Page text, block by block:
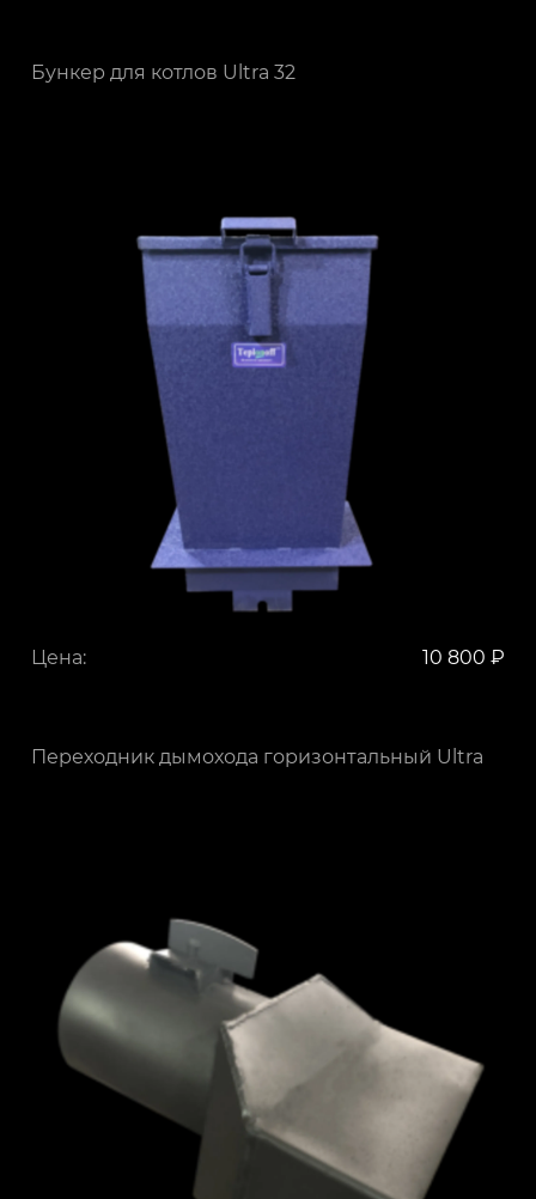
Бункер для котлов Ultra 32
Цена: 10 800 ₽
Переходник дымохода горизонтальный Ultra